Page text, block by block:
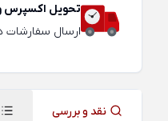
تحویل اکسپرس
ارسال سفارشات
نقد و بررسی